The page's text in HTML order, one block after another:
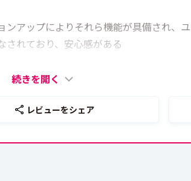
アップによりそれら機能が具備され、
されており、安心感がある
続きを開く
レビューをシェア